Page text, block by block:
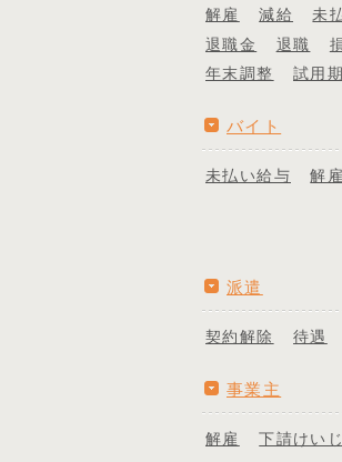
解雇 減給 未
退職金
退職
年末調整
試用
バイト
未払い給与 解雇
派遣
契約解除 待遇
事業主
解雇 下請けい